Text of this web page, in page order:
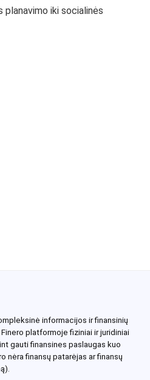
planavimo iki socialinės
informacijos ir finansinių
platformoje fiziniai ir juridiniai
gauti finansines paslaugas kuo
nėra finansų patarėjas ar finansų